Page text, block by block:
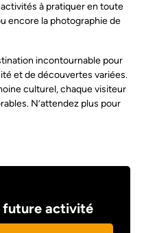
à pratiquer en toute
encore la photographie de
incontournable pour
et de découvertes variées.
culturel, chaque visiteur
N’attendez plus pour
future activité